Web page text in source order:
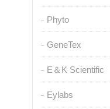
Phyto
GeneTex
E＆K Scientific
Eylabs